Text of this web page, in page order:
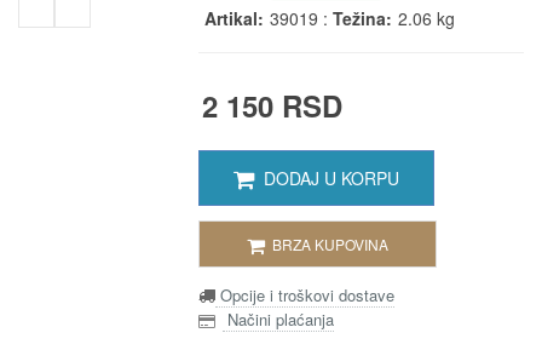
Artikal: 39019 :Težina: 2.06 kg
2 150 RSD
DODAJ U KORPU
BRZA KUPOVINA
Opcije i troškovi dostave
Načini plaćanja